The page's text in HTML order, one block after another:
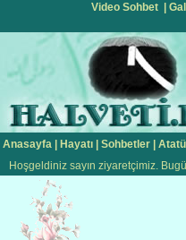
Video Sohbet
Anasayfa Hayatı Sohbetler
Hoşgeldiniz sayın ziyaretçimiz.